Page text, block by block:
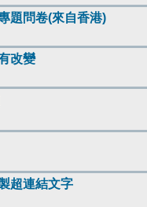
題問卷(來自香港)
改變
超連結文字